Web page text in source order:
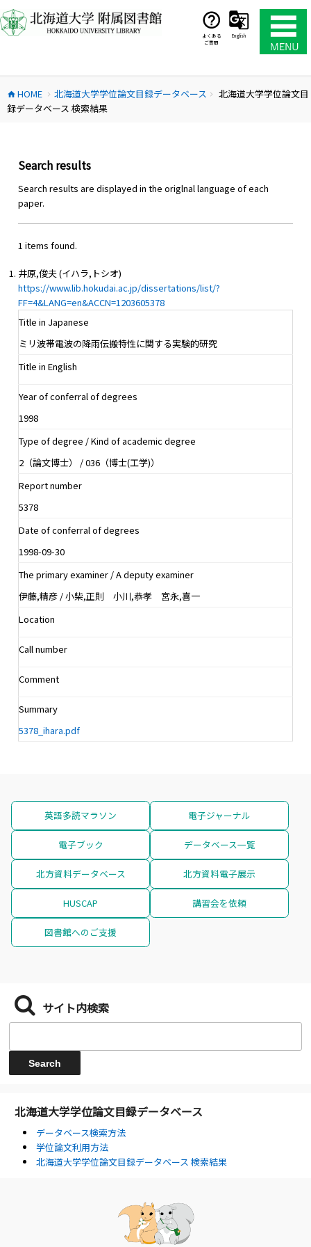
ン
テ
ス
キ
よくある
ご質問
English
home HOME chevron_right 北海道大学学位論文目録データベース chevron_right
北海道大学学位論文目
録データベース 検索結果
Search results
Search results are displayed in the origlnal language of each
paper.
1 items found.
井原,俊夫 (イハラ,トシオ)
https://www.lib.hokudai.ac.jp/dissertations/list/?
FF=4&LANG=en&ACCN=1203605378
Title in Japanese
ミリ波帯電波の降雨伝搬特性に関する実験的研究
Title in English
Year of conferral of degrees
1998
Type of degree / Kind of academic degree
2（論文博士） / 036（博士(工学)）
Report number
5378
Date of conferral of degrees
1998-09-30
The primary examiner / A deputy examiner
伊藤,精彦 / 小柴,正則 小川,恭孝 宮永,喜一
Location
Call number
Comment
Summary
5378_ihara.pdf
英語多読マラソン 電子ジャーナル
電子ブック データベース一覧
北方資料データベース 北方資料電子展示
HUSCAP 講習会を依頼
図書館へのご支援
サイト内検索
北海道大学学位論文目録データベース
データベース検索方法
学位論文利用方法
北海道大学学位論文目録データベース 検索結果